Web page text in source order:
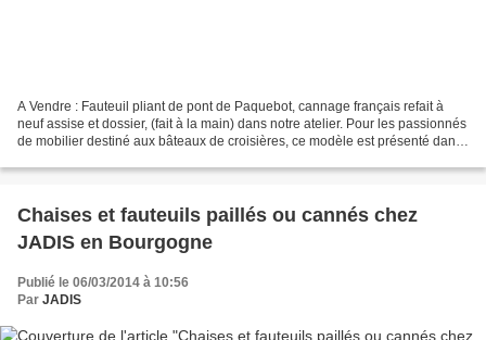
A Vendre : Fauteuil pliant de pont de Paquebot, cannage français refait à
neuf assise et dossier, (fait à la main) dans notre atelier. Pour les passionnés
de mobilier destiné aux bâteaux de croisières, ce modèle est présenté dans
Chaises et fauteuils paillés ou cannés chez
JADIS en Bourgogne
Publié le 06/03/2014 à 10:56
Par JADIS